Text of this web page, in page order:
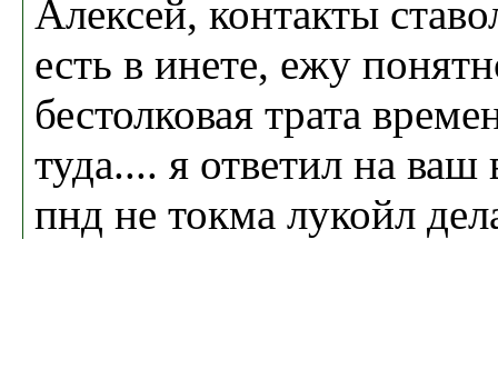
Алексей, контакты
есть в инете, ежу
бестолковая трата
туда.... я ответил на ваш
пнд не токма лукойл